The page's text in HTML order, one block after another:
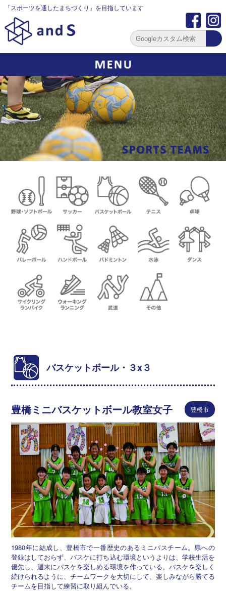
「スポーツを通したまちづくり」を目指しています
バスケットボール・３x３
豊橋ミニバスケットボール教室女子 豊橋市
1980年に結成し、豊橋市で一番歴史のあるミニバスチーム。県への
登録はしておらず、バスケに打ち込む環境というよりは、学校生活を
優先し、週末にバスケを楽しめる環境を作っている。バスケを楽しく
続けられるように、チームワークを大切にして、楽しみながら勝てる
チームを目指して練習に取り組んでいる。